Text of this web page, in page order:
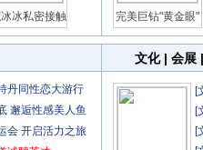
冰私密接触 完美巨钻"黄金眼"
丹同性恋大游行
邂逅性感美人鱼
会 开启活力之旅
文化| 会展
[
[
[